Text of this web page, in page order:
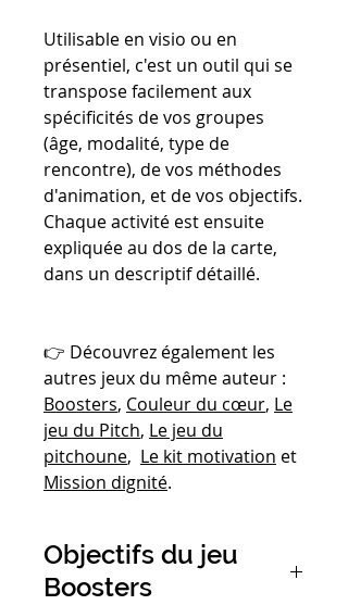
Utilisable en visio ou en
présentiel, c'est un outil qui se
transpose facilement aux
spécificités de vos groupes
(âge, modalité, type de
rencontre), de vos méthodes
d'animation, et de vos objectifs.
Chaque activité est ensuite
expliquée au dos de la carte,
dans un descriptif détaillé.
👉 Découvrez également les
autres jeux du même auteur :
Boosters, Couleur du cœur, Le
jeu du Pitch, Le jeu du
pitchoune, Le kit motivation et
Mission dignité.
Objectifs du jeu
Boosters